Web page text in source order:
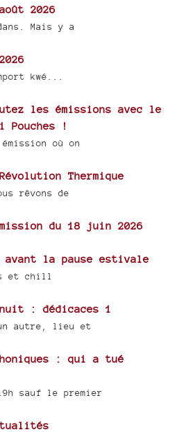
2026
Mais y a
kwé...
les émissions avec le
Pouches !
émission où on
Thermique
rêvons de
du 18 juin 2026
avant la pause estivale
et chill
: dédicaces 1
un autre, lieu et
: qui a tué
sauf le premier